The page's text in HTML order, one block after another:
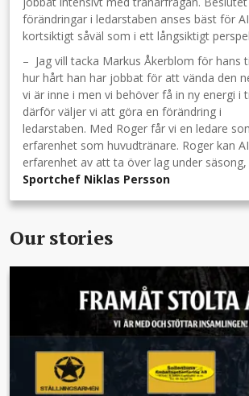
förändringar i ledarstaben anses bäst för
kortsiktigt såväl som i ett långsiktigt
– Jag vill tacka Markus Åkerblom för hans
hur hårt han har jobbat för att vända den
vi är inne i men vi behöver få in ny energi i
därför väljer vi att göra en förändring i
ledarstaben. Med Roger får vi en ledare
erfarenhet som huvudtränare. Roger kan
erfarenhet av att ta över lag under
Sportchef Niklas Persson
Our stories